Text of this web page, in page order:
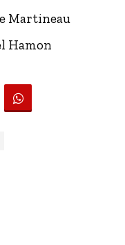
Martineau
Hamon